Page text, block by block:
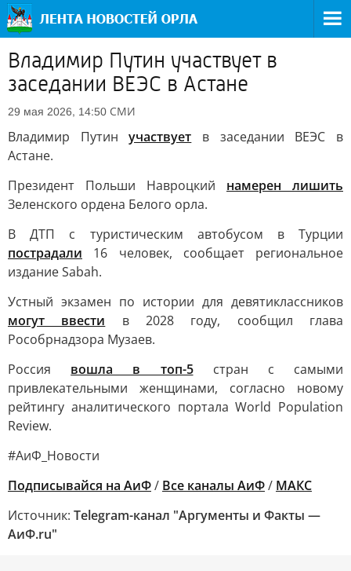
Владимир Путин участвует в
заседании ВЕЭС в Астане
29 мая 2026, 14:50 СМИ
Владимир Путинучаствует в заседании ВЕЭС в
Астане.
Президент Польши Навроцкий намерен лишить
Зеленского ордена Белого орла.
В ДТП с туристическим автобусом в Турции
пострадали 16 человек, сообщает региональное
издание Sabah.
Устный экзамен по истории для девятиклассников
могут ввести в 2028 году, сообщил глава
Рособрнадзора Музаев.
Россия вошла в топ-5стран с самыми
привлекательными женщинами, согласно новому
рейтингу аналитического портала World Population
Review.
#АиФ_Новости
Подписывайся на АиФ/ Все каналы АиФ/ MAКС
Источник: Telegram-канал "Аргументы и Факты —
АиФ.ru"